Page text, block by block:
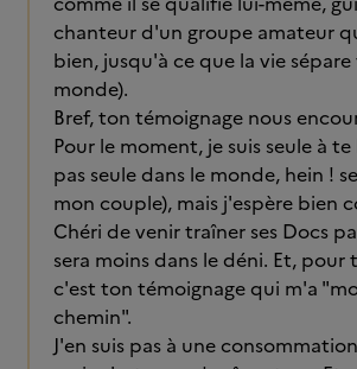
chanteur d'un groupe amateur
bien, jusqu'à ce que la vie
monde).
Bref, ton témoignage nous
Pour le moment, je suis seule à
pas seule dans le monde, hein !
mon couple), mais j'espère bien
Chéri de venir traîner ses Docs
sera moins dans le déni. Et,
c'est ton témoignage qui m'a
chemin".
J'en suis pas à une